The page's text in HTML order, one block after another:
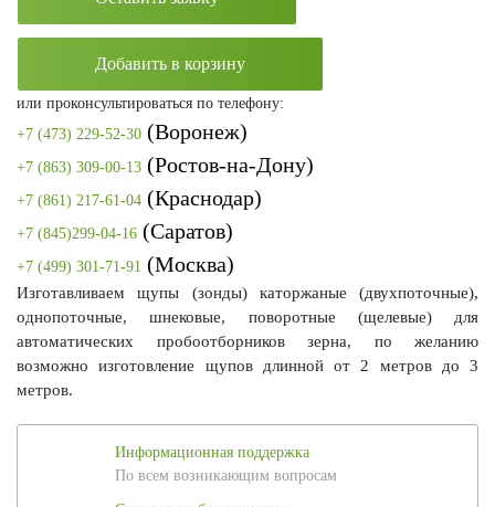
Добавить в корзину
или проконсультироваться по телефону:
+7 (473) 229-52-30 (Воронеж)
+7 (863) 309-00-13 (Ростов-на-Дону)
+7 (861) 217-61-04 (Краснодар)
+7 (845)299-04-16 (Саратов)
+7 (499) 301-71-91 (Москва)
Изготавливаем щупы (зонды) каторжаные (двухпоточные),
однопоточные, шнековые, поворотные (щелевые) для
автоматических пробоотборников зерна, по желанию
возможно изготовление щупов длинной от 2 метров до 3
метров.
Информационная поддержка
По всем возникающим вопросам